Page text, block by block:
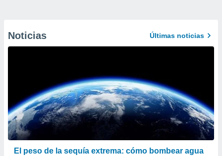
Noticias Últimas noticias
El peso de la sequía extrema: cómo bombear agua